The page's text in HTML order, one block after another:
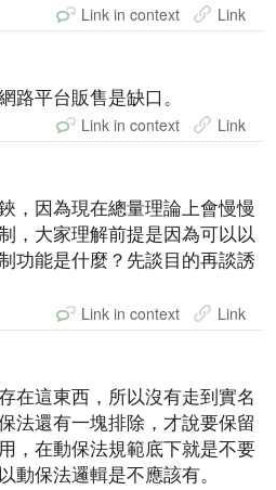
Link in context Link
路平台販售是缺口。
Link in context Link
，因為現在總量理論上會慢慢
，大家理解前提是因為可以以
功能是什麼？先談目的再談誘
Link in context Link
在這東西，所以沒有走到實名
法還有一塊排除，才說要保留
，在動保法規範底下就是不要
動保法邏輯是不應該有。